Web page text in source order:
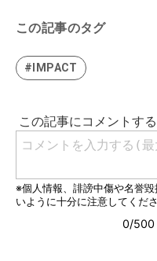
この記事のタグ
#IMPACT